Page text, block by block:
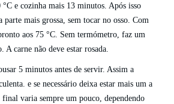
e cozinha mais 13 minutos. Após isso
mais grossa, sem tocar no osso. Com
aos 75 °C. Sem termómetro, faz um
A carne não deve estar rosada.
5 minutos antes de servir. Assim a
e se necessário deixa estar mais um a
varia sempre um pouco, dependendo